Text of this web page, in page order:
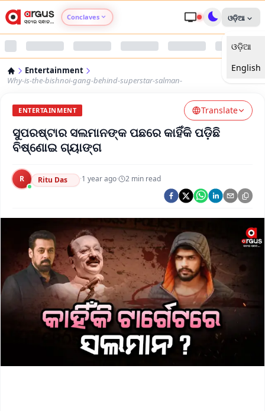
Conclaves
Argus Nari Shakti
Argus Health Connect
Argus Chalo Dekhein Apna Desh
ଓଡ଼ିଆ
ଓଡ଼ିଆ
English
Entertainment
Why-is-the-bishnoi-gang-behind-superstar-salman-
ENTERTAINMENT Translate
ସୁପରଷ୍ଟାର ସଲମାନଙ୍କ ପଛରେ କାହିଁକି ପଡ଼ିଛି
ବିଷ୍ଣୋଇ ଗ୍ୟାଙ୍ଗ
R Ritu Das ·1 year ago· 2 min read